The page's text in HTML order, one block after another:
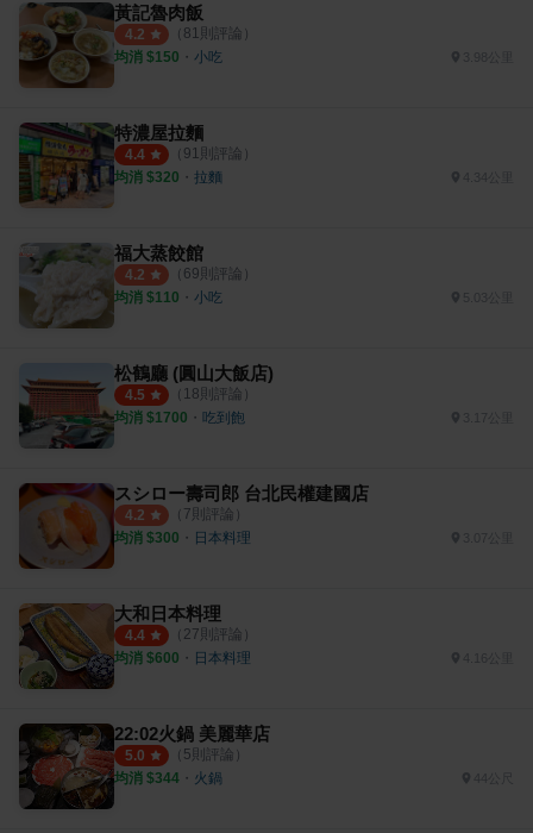
黃記魯肉飯
4.2 （ 81 則評論）
均消 $150 ・ 小吃
特濃屋拉麵
4.4 （ 91 則評論）
均消 $320 ・ 拉麵 4.34公里
福大蒸餃館
4.2 （ 69則評論）
均消 $110 ・ 小吃 5.03公里
松鶴廳 (圓山大飯店)
4.5 （ 18則評論）
均消 $1700 ・ 吃到飽
スシロー壽司郎 台北民權建國店
4.2 （ 7則評論）
均消 $300 ・ 日本料理
大和日本料理
4.4 （ 27則評論）
均消 $600 ・ 日本料理 4.16公里
22:02火鍋 美麗華店
5.0 （ 5則評論）
均消 $344 ・ 火鍋 44公尺